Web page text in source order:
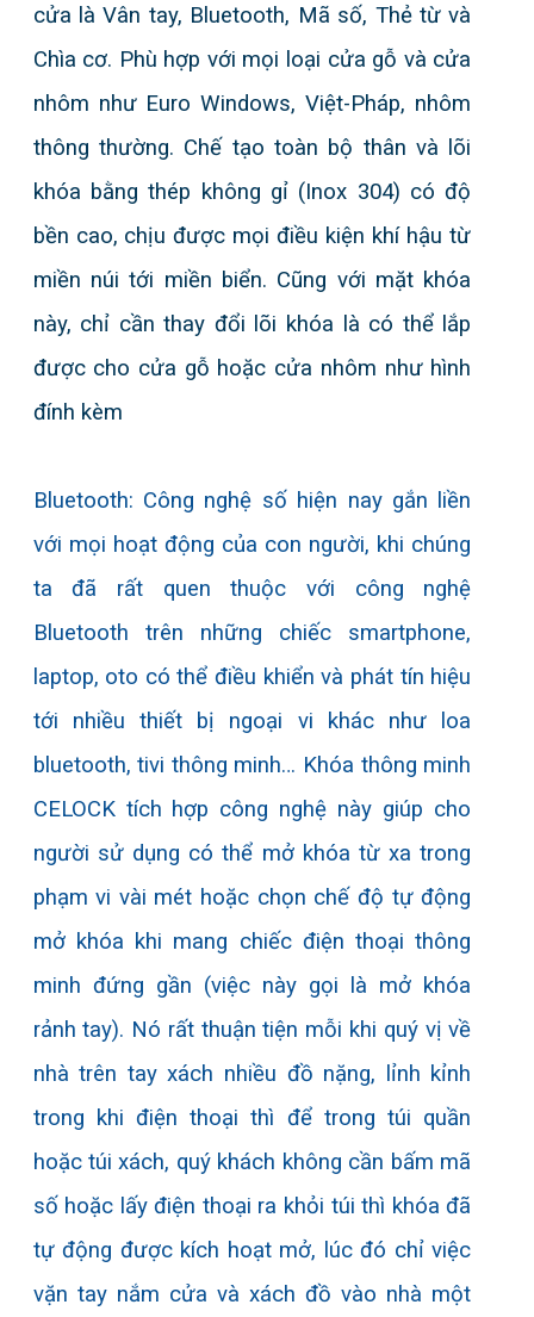
Khóa khách sạn
Khóa cửa kính
Khóa cửa sắt
Phụ kiện
ĐẠI LÝ
CHÍNH SÁCH
cửa là Vân tay, Bluetooth, Mã số, Thẻ từ và
Chìa cơ. Phù hợp với mọi loại cửa gỗ và cửa
nhôm như Euro Windows, Việt-Pháp, nhôm
thông thường. Chế tạo toàn bộ thân và lõi
khóa bằng thép không gỉ (Inox 304) có độ
bền cao, chịu được mọi điều kiện khí hậu từ
miền núi tới miền biển. Cũng với mặt khóa
này, chỉ cần thay đổi lõi khóa là có thể lắp
được cho cửa gỗ hoặc cửa nhôm như hình
đính kèm
Bluetooth: Công nghệ số hiện nay gắn liền
với mọi hoạt động của con người, khi chúng
ta đã rất quen thuộc với công nghệ
Bluetooth trên những chiếc smartphone,
laptop, oto có thể điều khiển và phát tín hiệu
tới nhiều thiết bị ngoại vi khác như loa
bluetooth, tivi thông minh… Khóa thông minh
CELOCK tích hợp công nghệ này giúp cho
người sử dụng có thể mở khóa từ xa trong
phạm vi vài mét hoặc chọn chế độ tự động
mở khóa khi mang chiếc điện thoại thông
minh đứng gần (việc này gọi là mở khóa
rảnh tay). Nó rất thuận tiện mỗi khi quý vị về
nhà trên tay xách nhiều đồ nặng, lỉnh kỉnh
trong khi điện thoại thì để trong túi quần
hoặc túi xách, quý khách không cần bấm mã
số hoặc lấy điện thoại ra khỏi túi thì khóa đã
tự động được kích hoạt mở, lúc đó chỉ việc
vặn tay nắm cửa và xách đồ vào nhà một